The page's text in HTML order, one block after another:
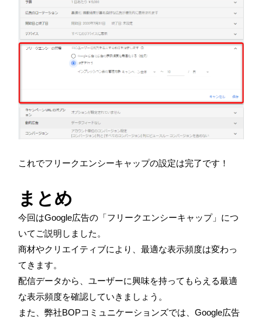
これでフリークエンシーキャップの設定は完了です！
まとめ
今回はGoogle広告の「フリークエンシーキャップ」につ
いてご説明しました。
商材やクリエイティブにより、最適な表示頻度は変わっ
てきます。
配信データから、ユーザーに興味を持ってもらえる最適
な表示頻度を確認していきましょう。
また、弊社BOPコミュニケーションズでは、Google広告